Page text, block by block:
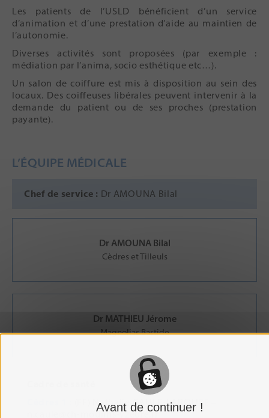
Les patients de l’USLD bénéficient d’un service
d’animation et d’une prestation d’aide au maintien de
l’autonomie.
Diverses activités sont proposées (par exemple :
médiation par l’anima, socio esthétique etc…).
Un salon de coiffure est mis à disposition au sein des
locaux. Des coiffeuses libérales peuvent intervenir à la
demande du patient ou de ses proches (prestation
payante).
L’ÉQUIPE MÉDICALE
Chef de service : Dr AMOUNA Bilal
Dr AMOUNA Bilal
Cèdres et Tilleuls
Dr MATHIEU Jérome
Magnolias Bastide
Nathalie CAULE-LAROUBE –
n.caule@ch-moulins-yzeure.fr
Avant de continuer !